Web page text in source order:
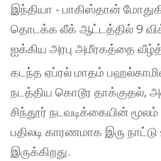
இந்தியா - பாகிஸ்தான்
தொடக்க லீக் ஆட்டத்தில் 9
ஐக்கிய அரபு அமீரகத்தை
கடந்த ஏப்ரல் மாதம்
நடத்திய கொடூர
சிந்தூர் நடவடிக்கையின்
பதிலடி காரணமாக இரு நாட்டு
இருக்கிறது.